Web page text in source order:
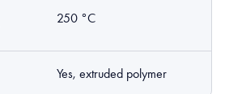
250 °C
Yes, extruded polymer